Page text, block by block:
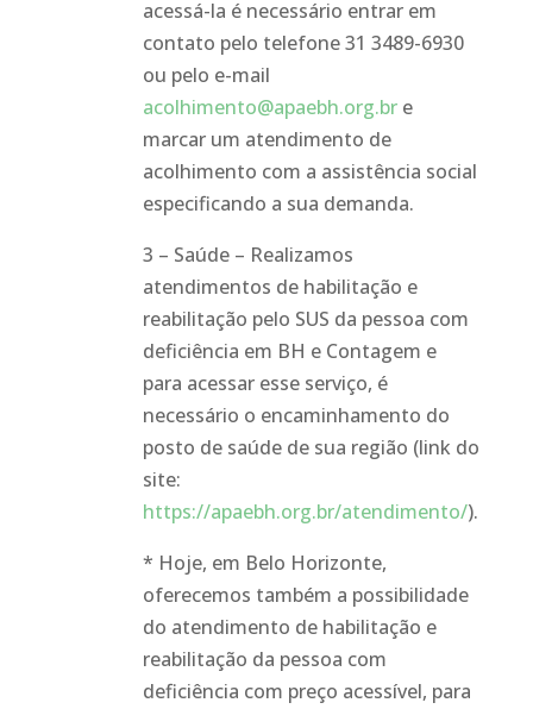
acessá-la é necessário entrar em
contato pelo telefone 31 3489-6930
ou pelo e-mail
acolhimento@apaebh.org.bre
marcar um atendimento de
acolhimento com a assistência social
especificando a sua demanda.
3 – Saúde – Realizamos
atendimentos de habilitação e
reabilitação pelo SUS da pessoa com
deficiência em BH e Contagem e
para acessar esse serviço, é
necessário o encaminhamento do
posto de saúde de sua região (link do
site:
https://apaebh.org.br/atendimento/).
* Hoje, em Belo Horizonte,
oferecemos também a possibilidade
do atendimento de habilitação e
reabilitação da pessoa com
deficiência com preço acessível, para